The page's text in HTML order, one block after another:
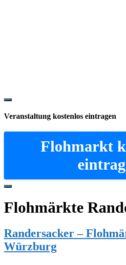
Show
Content
Veranstaltung kostenlos eintragen
Flohmarkt
Hide
Content
Flohmärkte
Randersacker –
Würzburg